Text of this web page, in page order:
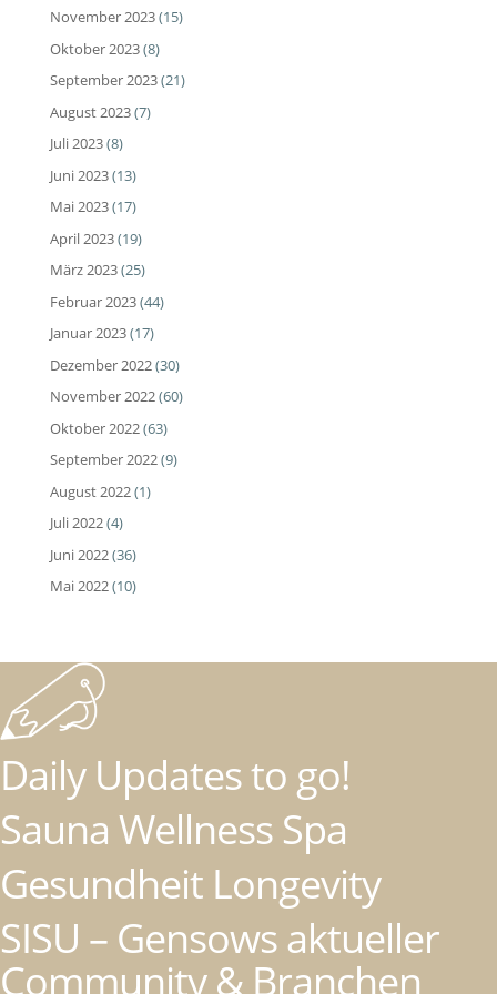
November 2023(15)
Oktober 2023(8)
September 2023(21)
August 2023(7)
Juli 2023(8)
Juni 2023(13)
Mai 2023(17)
April 2023(19)
März 2023(25)
Februar 2023(44)
Januar 2023(17)
Dezember 2022(30)
November 2022(60)
Oktober 2022(63)
September 2022(9)
August 2022(1)
Juli 2022(4)
Juni 2022(36)
Mai 2022(10)
Daily Updates to go!
Sauna Wellness Spa
Gesundheit Longevity
SISU – Gensows aktueller
Community & Branchen